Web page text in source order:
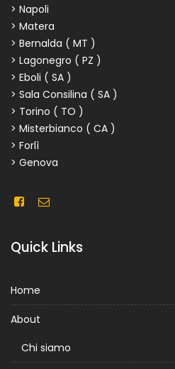
> Napoli
> Matera
> Bernalda ( MT )
> Lagonegro ( PZ )
> Eboli ( SA )
> Sala Consilina ( SA )
> Torino ( TO )
> Misterbianco ( CA )
> Forlì
> Genova
Quick Links
Home
About
Chi siamo